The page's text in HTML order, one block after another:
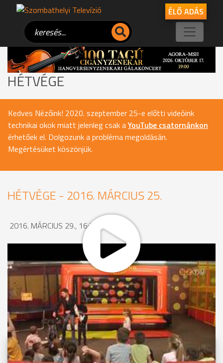
ÉLŐ ADÁS
HÉTVÉGE
Kedves Nézőink! 2020. szeptember 25-e előtti videóink
technikai okok miatt jelenleg csak aYouTube csatornánkon
érhetőek el. Dolgozunk a probléma megoldásán.
Megértésüket köszönjük.
HÉTVÉGE - 2016. MÁRCIUS 25.
2016. MÁRCIUS 29., 16:33
MEGOSZTÁS
Videóink megtekinthetőek